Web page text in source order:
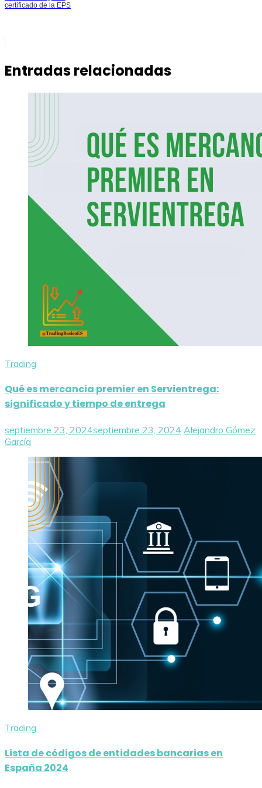
certificado de la EPS
Entradas relacionadas
Trading
Qué es mercancia premier en Servientrega:
significado y tiempo de entrega
septiembre 23, 2024septiembre 23, 2024 Alejandro Gómez
García
Trading
Lista de códigos de entidades bancarias en
España 2024